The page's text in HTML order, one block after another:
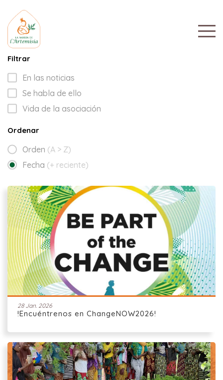
Filtrar
En las noticias
Se habla de ello
Vida de la asociación
Ordenar
Orden (A > Z)
Fecha (+ reciente)
28 Jan. 2026
!Encuéntrenos en ChangeNOW2026!